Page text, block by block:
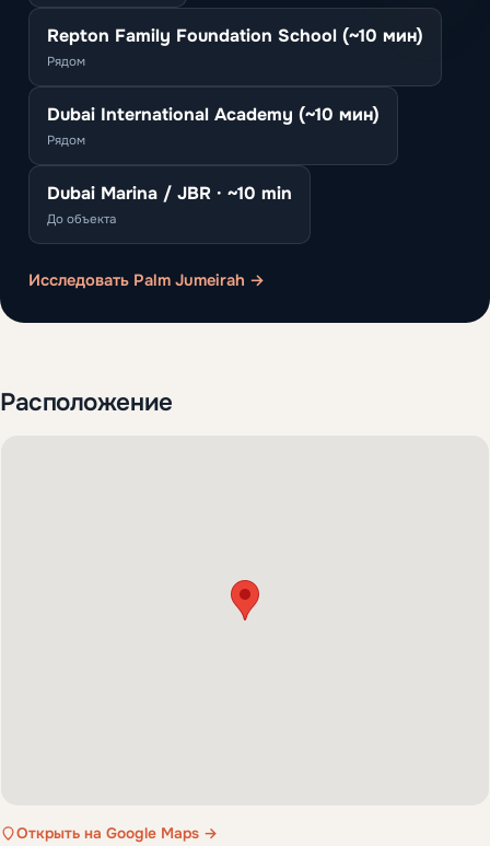
Repton Family Foundation School (~10 мин)
Рядом
Dubai International Academy (~10 мин)
Рядом
Dubai Marina / JBR · ~10 min
До объекта
Исследовать Palm Jumeirah →
Расположение
Открыть на Google Maps →